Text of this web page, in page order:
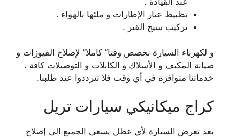
تظبيط عيار الإطارات و ملئها بالهواء .
تركيب سيخ القير .
و لكهرباء السيارة نخصص وقتا” كاملا” لإصلاح الفيوزات و
صيانة المكيف و الأسلاك و الكابلات و التوصيلات كافة ،
خدماتنا متوافرة في أي وقت فلا تترددوا عند طلبنا.
كراج ميكانيكي سيارات تريل
بعد تعرض السيارة لأي عطل يسعى الجميع الى إصلاح